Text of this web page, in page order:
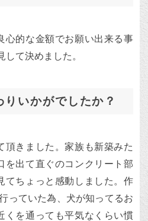
心的な金額でお願い出来る事
て決めました。
いかがでしたか？
頂きました。家族も新築みた
を出て直ぐのコンクリート部
てちょっと感動しました。作
っていた為、犬が知ってるお
くを通っても平気なくらい慣